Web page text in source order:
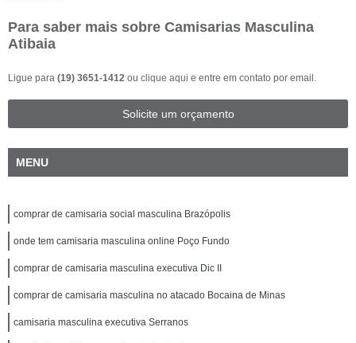
Para saber mais sobre Camisarias Masculina
Atibaia
Ligue para (19) 3651-1412 ou clique aqui e entre em contato por email.
Solicite um orçamento
MENU
comprar de camisaria social masculina Brazópolis
onde tem camisaria masculina online Poço Fundo
comprar de camisaria masculina executiva Dic II
comprar de camisaria masculina no atacado Bocaina de Minas
camisaria masculina executiva Serranos